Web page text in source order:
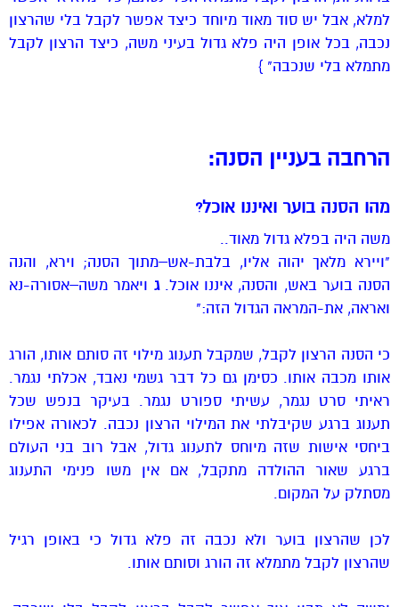
למלא, אבל יש סוד מאוד מיוחד כיצד אפשר לקבל בלי שהרצון
נכבה, בכל אופן היה פלא גדול בעיני משה, כיצד הרצון לקבל
מתמלא בלי שנכבה" }
הרחבה בעניין הסנה:
מהו הסנה בוער ואיננו אוכל?
משה היה בפלא גדול מאוד..
"ויירא מלאך יהוה אליו, בלבת-אש–מתוך הסנה; וירא, והנה
הסנה בוער באש, והסנה, איננו אוכל.ג ויאמר משה–אסורה-נא
ואראה, את-המראה הגדול הזה:"
כי הסנה הרצון לקבל, שמקבל תענוג מילוי זה סותם אותו, הורג
אותו מכבה אותו. כסימן גם כל דבר גשמי נאבד, אכלתי נגמר.
ראיתי סרט נגמר, עשיתי ספורט נגמר. בעיקר בנפש שכל
תענוג ברגע שקיבלתי את המילוי הרצון נכבה. לכאורה אפילו
ביחסי אישות שזה מיוחס לתענוג גדול, אבל רוב בני העולם
ברגע שאור ההולדה מתקבל, אם אין משו פנימי התענוג
מסתלק על המקום.
לכן שהרצון בוער ולא נכבה זה פלא גדול כי באופן רגיל
שהרצון לקבל מתמלא זה הורג וסותם אותו.